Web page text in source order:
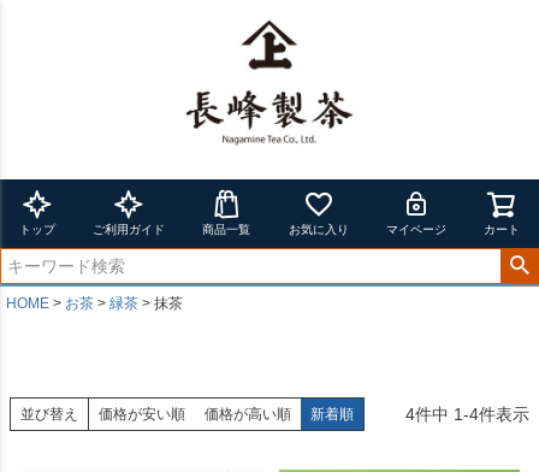
トップ ご利用ガイド 商品一覧 お気に入り マイページ カート
HOME お茶 緑茶 抹茶
並び替え 価格が安い順 価格が高い順 新着順 4件中 1-4件表示